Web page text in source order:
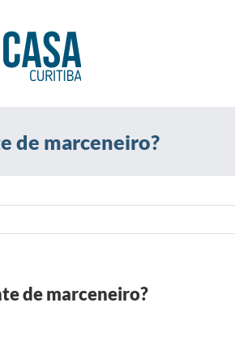
de marceneiro?
de marceneiro?